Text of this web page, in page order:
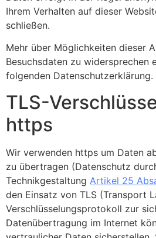
Ihrem Verhalten auf dieser
schließen.
Mehr über Möglichkeiten dieser
Besuchsdaten zu widersprechen
folgenden Datenschutzerklärung.
TLS-
https
Wir verwenden https um Daten
zu übertragen (Datenschutz
Technikgestaltung Artikel 25
den Einsatz von TLS (Transport
Verschlüsselungsprotokoll zur
Datenübertragung im Internet